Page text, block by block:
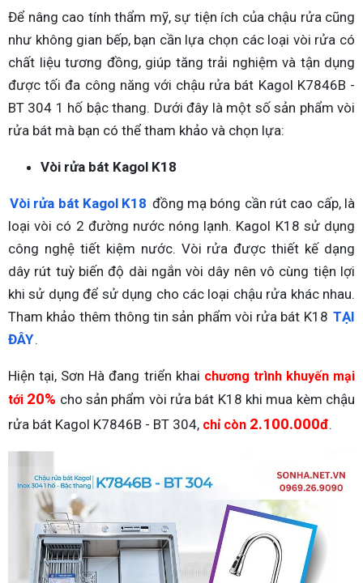
Để nâng cao tính thẩm mỹ, sự tiện ích của chậu rửa cũng
như không gian bếp, bạn cần lựa chọn các loại vòi rửa có
chất liệu tương đồng, giúp tăng trải nghiệm và tận dụng
được tối đa công năng với chậu rửa bát Kagol K7846B -
BT 304 1 hố bậc thang. Dưới đây là một số sản phẩm vòi
rửa bát mà bạn có thể tham khảo và chọn lựa:
Vòi rửa bát Kagol K18
Vòi rửa bát Kagol K18 đồng mạ bóng cần rút cao cấp, là
loại vòi có 2 đường nước nóng lạnh. Kagol K18 sử dụng
công nghệ tiết kiệm nước. Vòi rửa được thiết kế dạng
dây rút tuỳ biến độ dài ngắn vòi dây nên vô cùng tiện lợi
khi sử dụng để sử dụng cho các loại chậu rửa khác nhau.
Tham khảo thêm thông tin sản phẩm vòi rửa bát K18 TẠI
ĐÂY.
Hiện tại, Sơn Hà đang triển khai chương trình khuyến mại
tới 20% cho sản phẩm vòi rửa bát K18 khi mua kèm chậu
rửa bát Kagol K7846B - BT 304, chỉ còn 2.100.000đ.